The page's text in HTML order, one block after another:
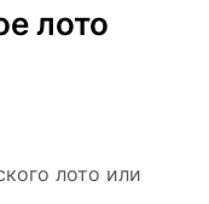
лото
лото или